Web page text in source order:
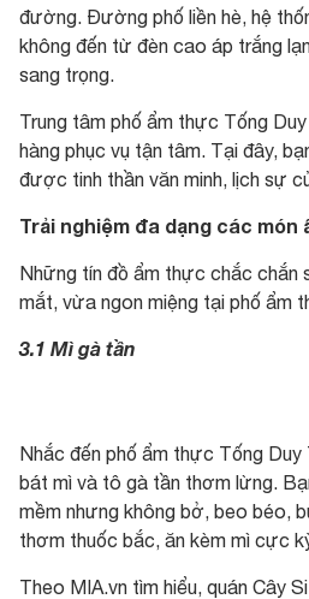
đường. Đường phố liền hè, hệ
không đến từ đèn cao áp trắng
sang trọng.
Trung tâm phố ẩm thực Tống
hàng phục vụ tận tâm. Tại đây,
được tinh thần văn minh, lịch sự
Trải nghiệm đa dạng các
Những tín đồ ẩm thực chắc chắn
mắt, vừa ngon miệng tại phố ẩm
3.1 Mì gà tần
Nhắc đến phố ẩm thực Tống
bát mì và tô gà tần thơm lừng.
mềm nhưng không bở, beo béo,
thơm thuốc bắc, ăn kèm mì cực
Theo MIA.vn tìm hiểu, quán Cây